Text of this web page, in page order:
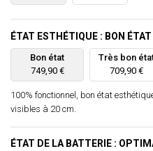
ÉTAT ESTHÉTIQUE : BON ÉTAT
Bon état
749,90 €
Très bon
709,90 €
100% fonctionnel, bon état
visibles à 20 cm.
ÉTAT DE LA BATTERIE :